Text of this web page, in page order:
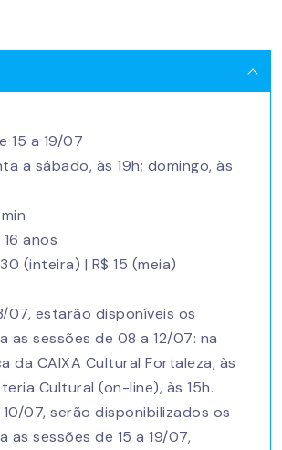
15 a 19/07
a sábado, às 19h; domingo, às
anos
(inteira) | R$ 15 (meia)
07, estarão disponíveis os
as sessões de 08 a 12/07: na
da CAIXA Cultural Fortaleza, às
Cultural (on-line), às 15h.
07, serão disponibilizados os
as sessões de 15 a 19/07,